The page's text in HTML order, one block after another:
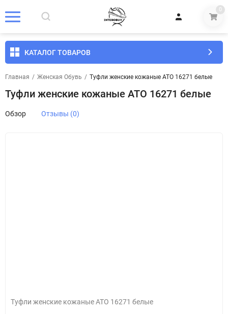
0
КАТАЛОГ ТОВАРОВ
Главная / Женская Обувь / Туфли женские кожаные АТО 16271 белые
Туфли женские кожаные АТО 16271 белые
Обзор Отзывы (0)
Туфли женские кожаные АТО 16271 белые